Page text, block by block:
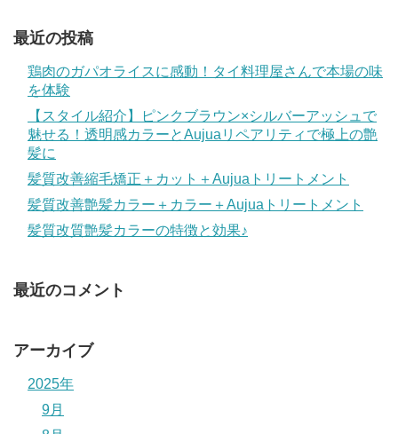
最近の投稿
鶏肉のガパオライスに感動！タイ料理屋さんで本場の味
を体験
【スタイル紹介】ピンクブラウン×シルバーアッシュで
魅せる！透明感カラーとAujuaリペアリティで極上の艶
髪に
髪質改善縮毛矯正＋カット＋Aujuaトリートメント
髪質改善艶髪カラー＋カラー＋Aujuaトリートメント
髪質改質艶髪カラーの特徴と効果♪
最近のコメント
アーカイブ
2025年
9月